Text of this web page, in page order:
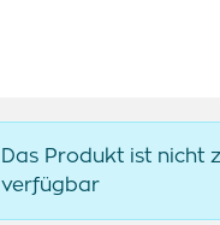
Das Produkt ist nicht
verfügbar